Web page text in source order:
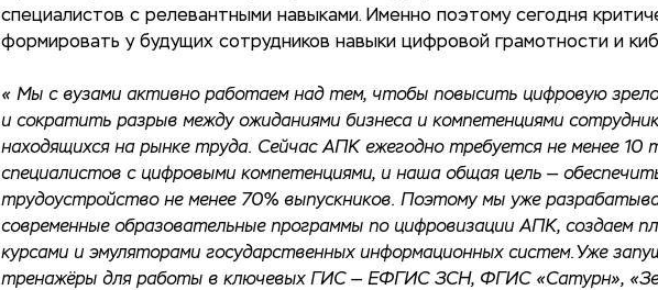
специалистов с релевантными навыками. Именно поэтому сегодня
формировать у будущих сотрудников навыки цифровой грамотности и
« Мы с вузами активно работаем над тем, чтобы повысить цифровую
и сократить разрыв между ожиданиями бизнеса и компетенциями
находящихся на рынке труда. Сейчас АПК ежегодно требуется не менее 10
специалистов с цифровыми компетенциями, и наша общая цель —
трудоустройство не менее 70% выпускников. Поэтому мы уже
современные образовательные программы по цифровизации АПК, создаем
курсами и эмуляторами государственных информационных систем.Уже
тренажёры для работы в ключевых ГИС — ЕФГИС ЗСН, ФГИС «Сатурн»,